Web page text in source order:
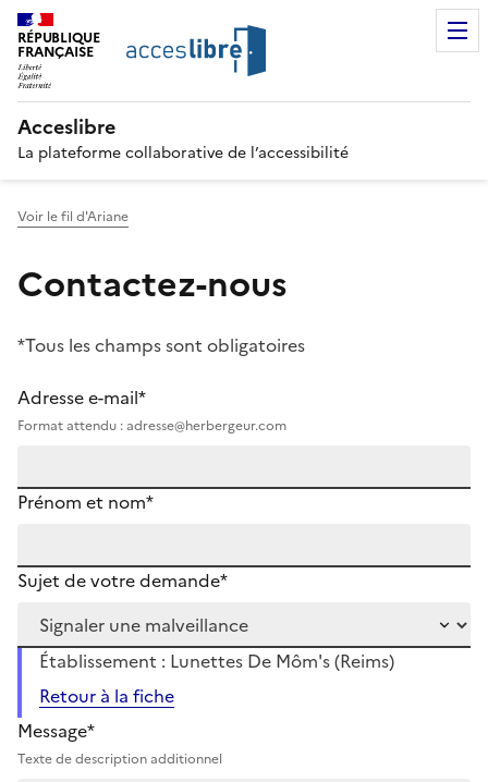
RÉPUBLIQUE
FRANÇAISE
Acceslibre
La plateforme collaborative de l’accessibilité
Voir le fil d'Ariane
Contactez-nous
*Tous les champs sont obligatoires
Adresse e-mail*
Format attendu : adresse@herbergeur.com
Prénom et nom*
Sujet de votre demande*
Établissement : Lunettes De Môm's (Reims)
Retour à la fiche
Message*
Texte de description additionnel